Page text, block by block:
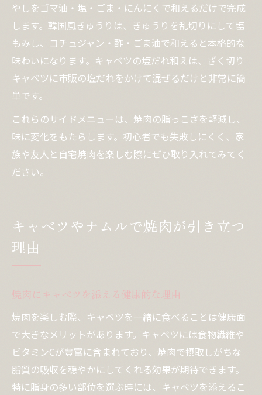
やしをゴマ油・塩・ごま・にんにくで和えるだけで完成
します。韓国風きゅうりは、きゅうりを乱切りにして塩
もみし、コチュジャン・酢・ごま油で和えると本格的な
味わいになります。キャベツの塩だれ和えは、ざく切り
キャベツに市販の塩だれをかけて混ぜるだけと非常に簡
単です。
これらのサイドメニューは、焼肉の脂っこさを軽減し、
味に変化をもたらします。初心者でも失敗しにくく、家
族や友人と自宅焼肉を楽しむ際にぜひ取り入れてみてく
ださい。
キャベツやナムルで焼肉が引き立つ
理由
焼肉にキャベツを添える健康的な理由
焼肉を楽しむ際、キャベツを一緒に食べることは健康面
で大きなメリットがあります。キャベツには食物繊維や
ビタミンCが豊富に含まれており、焼肉で摂取しがちな
脂質の吸収を穏やかにしてくれる効果が期待できます。
特に脂身の多い部位を選ぶ時には、キャベツを添えるこ